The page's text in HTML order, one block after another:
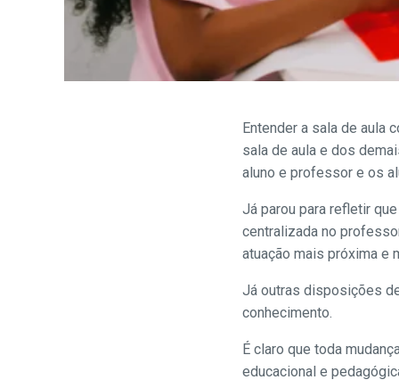
Entender a sala de aula
sala de aula e dos
aluno e professor e os
Já parou para refletir
centralizada no
atuação mais próxima e
Já outras disposições
conhecimento.
É claro que toda
educacional e